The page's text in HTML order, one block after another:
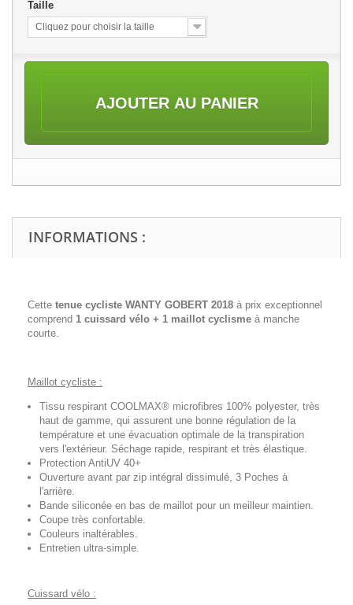
Taille
Cliquez pour choisir la taille
AJOUTER AU PANIER
INFORMATIONS :
Cette tenue cycliste WANTY GOBERT 2018 à prix exceptionnel
comprend 1 cuissard vélo + 1 maillot cyclisme à manche
courte.
Maillot cycliste :
Tissu respirant COOLMAX® microfibres 100% polyester, très
haut de gamme, qui assurent une bonne régulation de la
température et une évacuation optimale de la transpiration
vers l'extérieur. Séchage rapide, respirant et très élastique.
Protection AntiUV 40+
Ouverture avant par zip intégral dissimulé, 3 Poches à
l'arrière.
Bande siliconée en bas de maillot pour un meilleur maintien.
Coupe très confortable.
Couleurs inaltérables.
Entretien ultra-simple.
Cuissard vélo :